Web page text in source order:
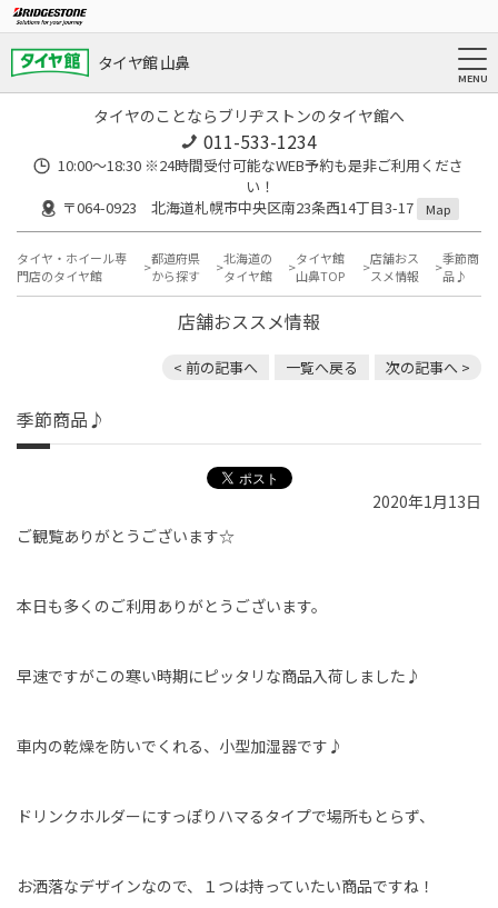
タイヤ館 山鼻
タイヤのことならブリヂストンのタイヤ館へ
011-533-1234
10:00～18:30 ※24時間受付可能なWEB予約も是非ご利用くださ
い！
〒064-0923 北海道札幌市中央区南23条西14丁目3-17
Map
タイヤ・ホイール専
門店のタイヤ館
都道府県
から探す
北海道の
タイヤ館
タイヤ館
山鼻TOP
店舗おス
スメ情報
季節商
品♪
店舗おススメ情報
< 前の記事へ 一覧へ戻る 次の記事へ >
季節商品♪
2020年1月13日
ご観覧ありがとうございます☆
本日も多くのご利用ありがとうございます。
早速ですがこの寒い時期にピッタリな商品入荷しました♪
車内の乾燥を防いでくれる、小型加湿器です♪
ドリンクホルダーにすっぽりハマるタイプで場所もとらず、
お洒落なデザインなので、１つは持っていたい商品ですね！